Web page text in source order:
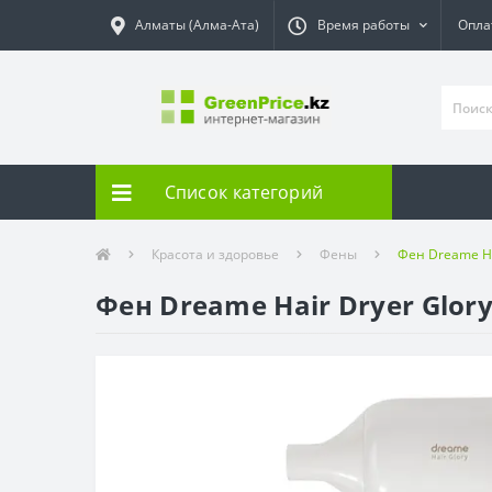
Алматы (Алма-Ата) Время работы
Список категорий
Красота и здоровье Фены Фен Dreame
Фен Dreame Hair Dryer